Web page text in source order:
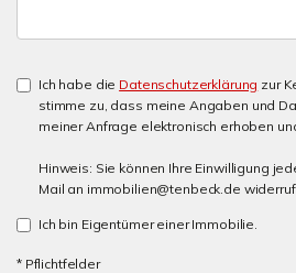
Ich habe die Datenschutzerklärung zur
stimme zu, dass meine Angaben und
meiner Anfrage elektronisch erhoben
Hinweis: Sie können Ihre Einwilligung
Mail an immobilien@tenbeck.de
Ich bin Eigentümer einer Immobilie.
* Pflichtfelder